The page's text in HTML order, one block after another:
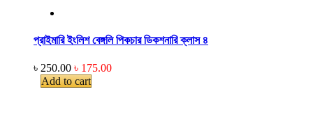
প্রাইমারি ইংলিশ বেঙ্গলি পিকচার ডিকশনারি ক্লাস ৪
৳ 250.00 ৳ 175.00
Add to cart